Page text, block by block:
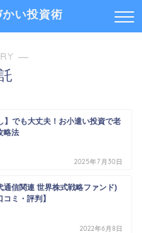
い投資術
―
】でも大丈夫！お小遣い投資で老
略法
2025年7月30日
通信関連 世界株式戦略ファンド)
ミ・評判】
2022年6月8日